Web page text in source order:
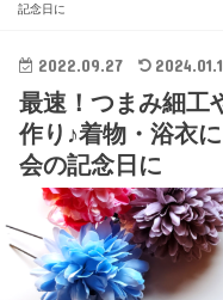
記念日に
2022.09.27
最速！つまみ細工
作り♪着物・浴衣
会の記念日に